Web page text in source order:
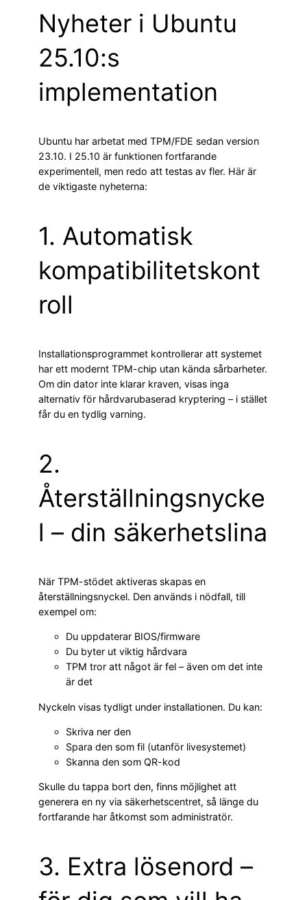
Nyheter i Ubuntu
25.10:s
implementation
Ubuntu har arbetat med TPM/FDE sedan version
23.10. I 25.10 är funktionen fortfarande
experimentell, men redo att testas av fler. Här är
de viktigaste nyheterna:
1. Automatisk
kompatibilitetskont
roll
Installationsprogrammet kontrollerar att systemet
har ett modernt TPM-chip utan kända sårbarheter.
Om din dator inte klarar kraven, visas inga
alternativ för hårdvarubaserad kryptering – i stället
får du en tydlig varning.
2.
Återställningsnycke
l – din säkerhetslina
När TPM-stödet aktiveras skapas en
återställningsnyckel. Den används i nödfall, till
exempel om:
Du uppdaterar BIOS/firmware
Du byter ut viktig hårdvara
TPM tror att något är fel – även om det inte
är det
Nyckeln visas tydligt under installationen. Du kan:
Skriva ner den
Spara den som fil (utanför livesystemet)
Skanna den som QR-kod
Skulle du tappa bort den, finns möjlighet att
generera en ny via säkerhetscentret, så länge du
fortfarande har åtkomst som administratör.
3. Extra lösenord –